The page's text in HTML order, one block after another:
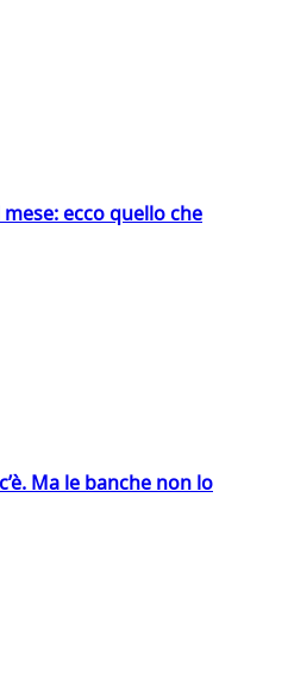
ecco quello che
Ma le banche non lo